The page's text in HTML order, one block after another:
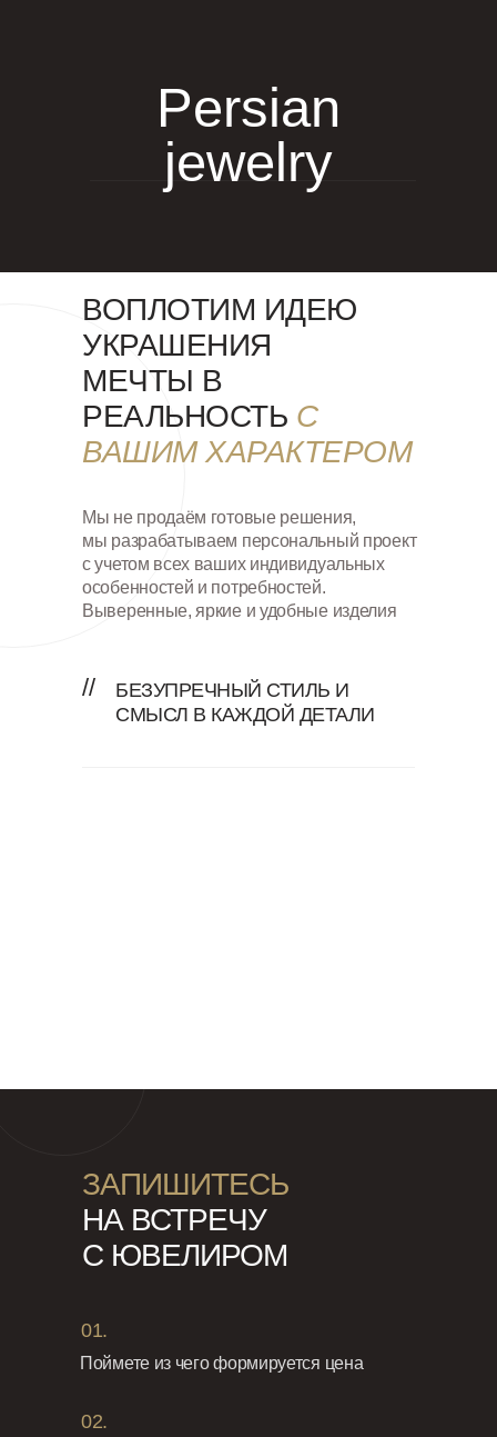
Persian
jewelry
ВОПЛОТИМ ИДЕЮ
УКРАШЕНИЯ
МЕЧТЫ В
РЕАЛЬНОСТЬ С
ВАШИМ ХАРАКТЕРОМ
БЕЗУПРЕЧНЫЙ СТИЛЬ И
СМЫСЛ В КАЖДОЙ ДЕТАЛИ
//
Мы не продаём готовые решения,
мы разрабатываем персональный проект
с учетом всех ваших индивидуальных
особенностей и потребностей.
Выверенные, яркие и удобные изделия
ЗАПИШИТЕСЬ
НА ВСТРЕЧУ
С ЮВЕЛИРОМ
Поймете из чего формируется цена
01.
02.